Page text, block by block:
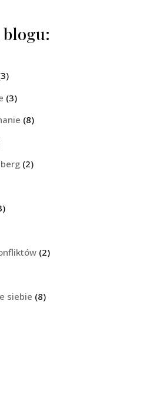
blogu:
(3)
(8)
(2)
(2)
siebie (8)